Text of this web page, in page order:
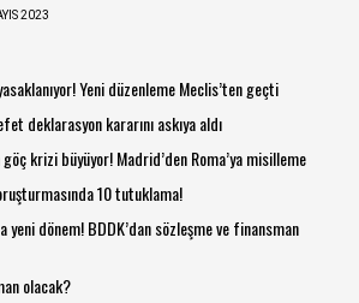
2023
Yeni düzenleme Meclis’ten geçti
deklarasyon kararını askıya aldı
krizi büyüyor! Madrid’den Roma’ya misilleme
10 tutuklama!
yeni dönem! BDDK’dan sözleşme ve finansman
olacak?